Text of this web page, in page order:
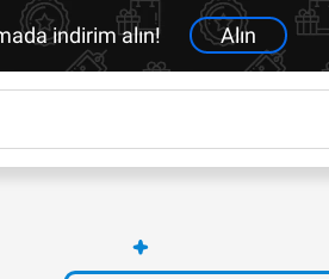
indirim alın! Alın